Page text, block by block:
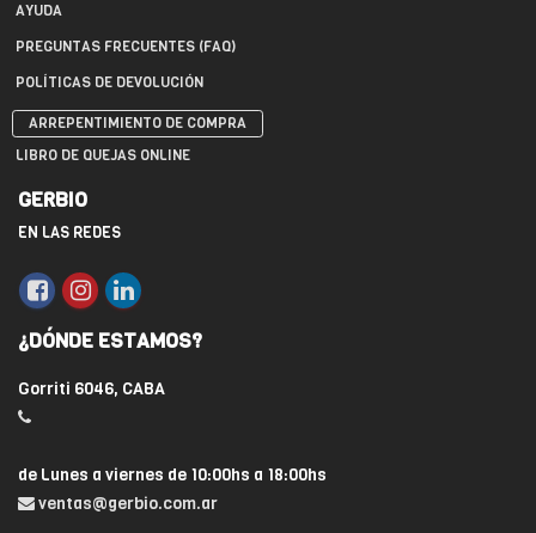
AYUDA
PREGUNTAS FRECUENTES (FAQ)
POLÍTICAS DE DEVOLUCIÓN
ARREPENTIMIENTO DE COMPRA
LIBRO DE QUEJAS ONLINE
GERBIO
EN LAS REDES
¿DÓNDE ESTAMOS?
Gorriti 6046, CABA
de Lunes a viernes de 10:00hs a 18:00hs
ventas@gerbio.com.ar